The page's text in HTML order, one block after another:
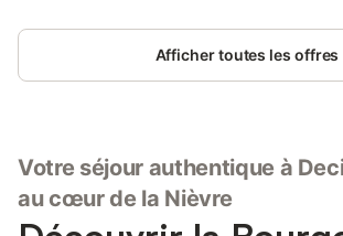
Afficher toutes les offres
Votre séjour authentique à
au cœur de la Nièvre